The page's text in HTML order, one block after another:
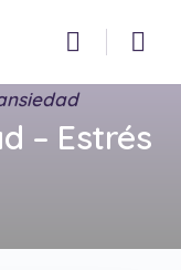
– Estrés